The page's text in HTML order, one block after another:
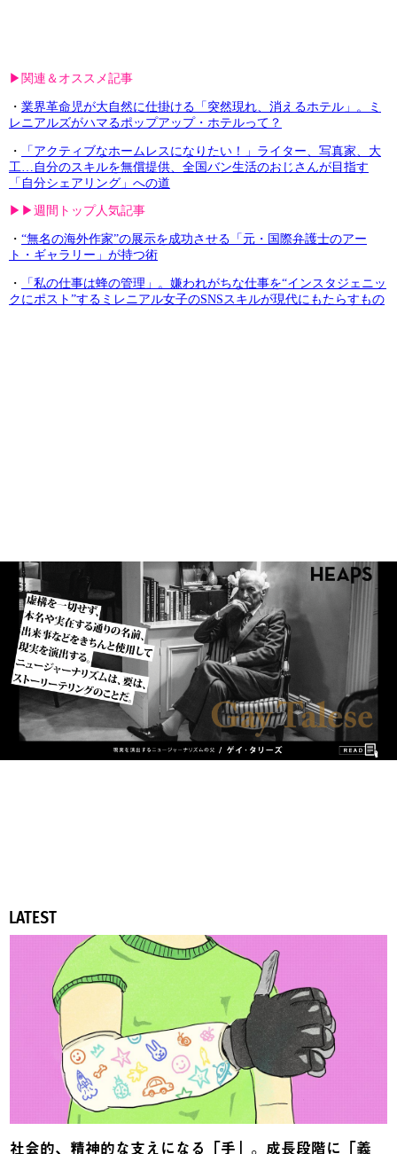
▶︎関連＆オススメ記事
・ 業界革命児が大自然に仕掛ける「突然現れ、消えるホテル」。ミ
レニアルズがハマるポップアップ・ホテルって？
・
「アクティブなホームレスになりたい！」ライター、写真家、大
工…自分のスキルを無償提供、全国バン生活のおじさんが目指す
「自分シェアリング」への道
▶︎▶︎週間トップ人気記事
・ “無名の海外作家”の展示を成功させる「元・国際弁護士のアー
ト・ギャラリー」が持つ術
・
「私の仕事は蜂の管理」。嫌われがちな仕事を“インスタジェニッ
クにポスト”するミレニアル女子のSNSスキルが現代にもたらすもの
LATEST
社会的、精神的な支えになる「手」。成長段階に「義